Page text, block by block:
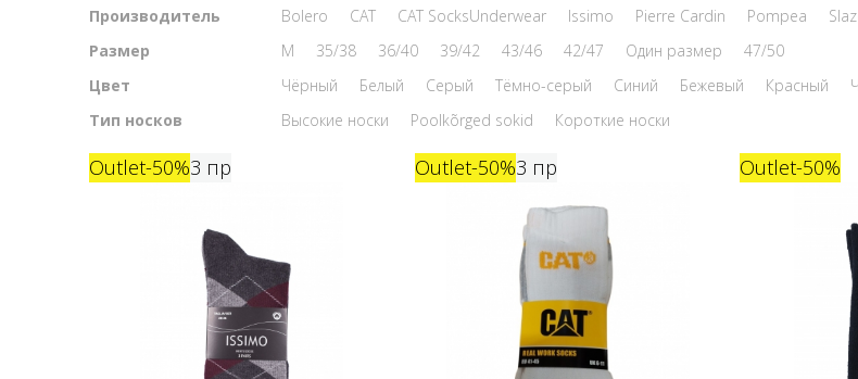
Производитель Bolero CAT CAT SocksUnderwear Issimo Pierre Cardin Pompea
Размер
M 35/38 36/40 39/42 43/46 42/47 Один размер
47/50
Цвет
Чёрный Белый Серый Тёмно-серый Синий Бежевый Красный
Тип носков
Высокие носки Poolkõrged sokid Короткие носки
Outlet-50%3 пр Outlet-50%3 пр Outlet-50%